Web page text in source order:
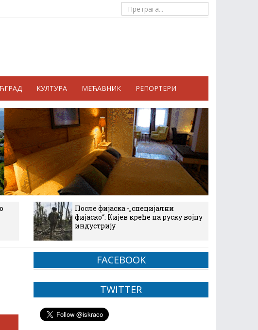
КУЛТУРА МЕЋАВНИК РЕПОРТЕРИ
После фијаска -„специјални
фијаско“: Кијев креће на руску војну
индустрију
FACEBOOK
TWITTER